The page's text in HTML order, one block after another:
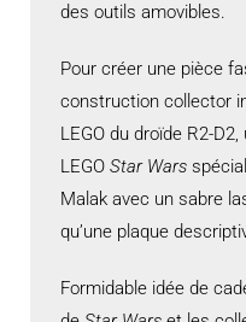
des outils amovibles.
Pour créer une pièce
construction collector
LEGO du droïde R2-
LEGO Star Wars
Malak avec un sabre
qu’une plaque
Formidable idée de